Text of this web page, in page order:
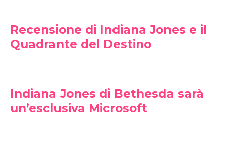
Recensione di Indiana Jones e il
Quadrante del Destino
Indiana Jones di Bethesda sarà
un’esclusiva Microsoft